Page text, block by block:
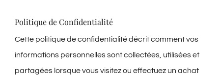
Politique de Confidentialité
Cette politique de confidentialité décrit comment vos
informations personnelles sont collectées, utilisées et
partagées lorsque vous visitez ou effectuez un achat